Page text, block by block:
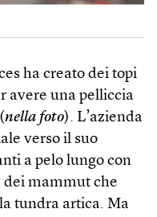
ha creato dei topi
avere una pelliccia
nella foto). L’azienda
verso il suo
a pelo lungo con
mammut che
tundra artica. Ma